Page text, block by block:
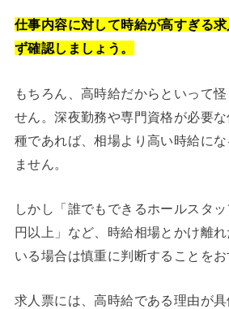
仕事内容に対して時給が高すぎる
ず確認しましょう。
もちろん、高時給だからといって
せん。深夜勤務や専門資格が必要
種であれば、相場より高い時給に
ません。
しかし「誰でもできるホールスタ
円以上」など、時給相場とかけ離
いる場合は慎重に判断することをお
求人票には、高時給である理由が